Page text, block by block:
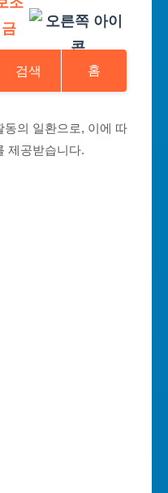
금
검색 홈
의 일환으로, 이에 따
제공받습니다.